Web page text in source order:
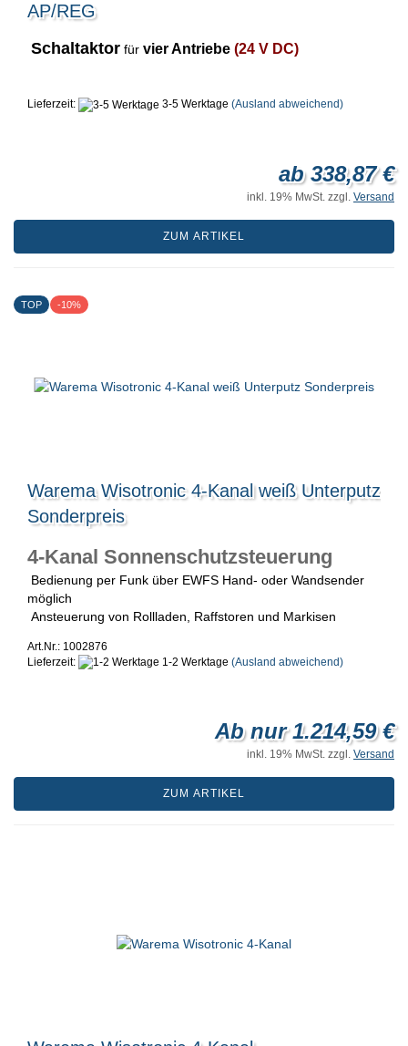
AP/REG
Schaltaktor für vier Antriebe (24 V DC)
Lieferzeit: 3-5 Werktage (Ausland abweichend)
ab 338,87 €
inkl. 19% MwSt. zzgl. Versand
ZUM ARTIKEL
TOP -10%
Warema Wisotronic 4-Kanal weiß Unterputz
Sonderpreis
4-Kanal Sonnenschutzsteuerung
Bedienung per Funk über EWFS Hand- oder Wandsender
möglich
Ansteuerung von Rollladen, Raffstoren und Markisen
Art.Nr.: 1002876
Lieferzeit:
1-2 Werktage (Ausland abweichend)
Ab nur 1.214,59 €
inkl. 19% MwSt. zzgl. Versand
ZUM ARTIKEL